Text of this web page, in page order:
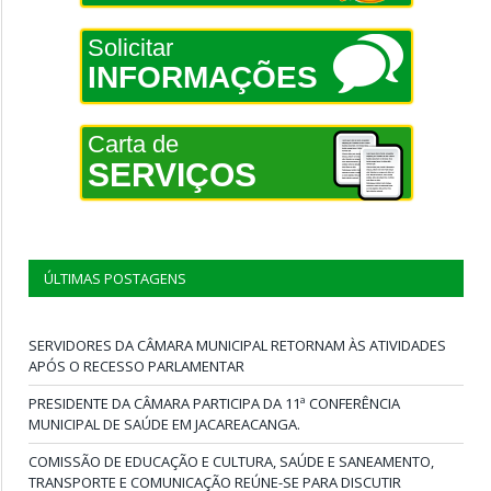
Solicitar
INFORMAÇÕES
Carta de
SERVIÇOS
ÚLTIMAS POSTAGENS
SERVIDORES DA CÂMARA MUNICIPAL RETORNAM ÀS ATIVIDADES
APÓS O RECESSO PARLAMENTAR
PRESIDENTE DA CÂMARA PARTICIPA DA 11ª CONFERÊNCIA
MUNICIPAL DE SAÚDE EM JACAREACANGA.
COMISSÃO DE EDUCAÇÃO E CULTURA, SAÚDE E SANEAMENTO,
TRANSPORTE E COMUNICAÇÃO REÚNE-SE PARA DISCUTIR